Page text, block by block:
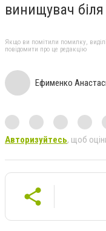
винищувач біля
Якщо ви помітили помилку,
повідомити про це редакцію
Ефименко
Авторизуйтесь, щоб